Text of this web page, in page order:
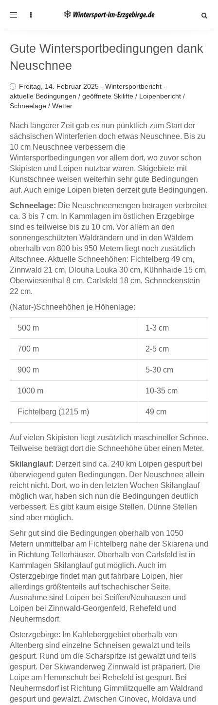
Toggle
Gute Wintersportbedingungen dank
Neuschnee
Freitag, 14. Februar 2025 - Wintersportbericht -
aktuelle Bedingungen / geöffnete Skilifte / Loipenbericht /
Schneelage / Wetter
Nach längerer Zeit gab es nun pünktlich zum Start der
sächsischen Winterferien doch etwas Neuschnee. Bis zu
10 cm Neuschnee verbessern die
Wintersportbedingungen vor allem dort, wo zuvor schon
Skipisten und Loipen nutzbar waren. Skigebiete mit
Kunstschnee weisen weiterhin sehr gute Bedingungen
auf. Auch einige Loipen bieten derzeit gute Bedingungen.
Schneelage: Die Neuschneemengen betragen verbreitet
ca. 3 bis 7 cm. In Kammlagen im östlichen Erzgebirge
sind es teilweise bis zu 10 cm. Vor allem an den
sonnengeschützten Waldrändern und in den Wäldern
oberhalb von 800 bis 950 Metern liegt noch zusätzlich
Altschnee. Aktuelle Schneehöhen: Fichtelberg 49 cm,
Zinnwald 21 cm, Dlouha Louka 30 cm, Kühnhaide 15 cm,
Oberwiesenthal 8 cm, Carlsfeld 18 cm, Schneckenstein
22 cm.
(Natur-)Schneehöhen je Höhenlage:
500 m 1-3 cm
700 m 2-5 cm
900 m 5-30 cm
1000 m 10-35 cm
Fichtelberg (1215 m) 49 cm
Auf vielen Skipisten liegt zusätzlich maschineller Schnee.
Teilweise beträgt dort die Schneehöhe über einen Meter.
Skilanglauf: Derzeit sind ca. 240 km Loipen gespurt bei
überwiegend guten Bedingungen. Der Neuschnee allein
reicht nicht. Dort, wo in den letzten Wochen Skilanglauf
möglich war, haben sich nun die Bedingungen deutlich
verbessert. Es gibt kaum eisige Stellen. Dünne Stellen
sind aber möglich.
Sehr gut sind die Bedingungen oberhalb von 1050
Metern unmittelbar am Fichtelberg nahe der Skiarena und
in Richtung Tellerhäuser. Oberhalb von Carlsfeld ist in
Kammlagen Skilanglauf gut möglich. Auch im
Osterzgebirge findet man gut fahrbare Loipen, hier
allerdings größtenteils auf tschechischer Seite.
Ausnahme sind Loipen bei Seiffen/Neuhausen und
Loipen bei Zinnwald-Georgenfeld, Rehefeld und
Neuhermsdorf.
Osterzgebirge: Im Kahleberggebiet oberhalb von
Altenberg sind einzelne Schneisen gewalzt und teils
gespurt. Rund um die Scharspitze ist gewalzt und teils
gespurt. Der Skiwanderweg Zinnwald ist präpariert. Die
Loipe am Hemmschuh bei Rehefeld ist gespurt. Bei
Neuhermsdorf ist Richtung Gimmlitzquelle am Waldrand
gespurt und gewalzt. Zwischen Cinovec, Moldava und